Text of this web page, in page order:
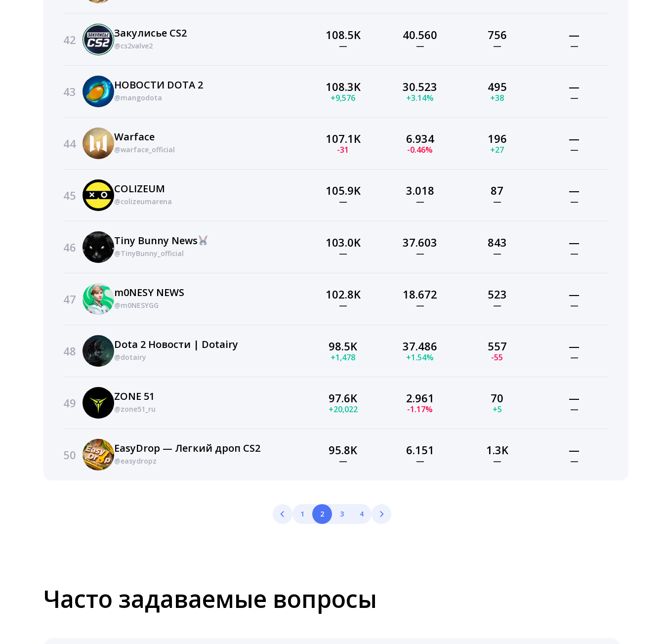
42 Закулисье CS2
@cs2valve2
108.5K
—
40.560
—
756
—
—
—
43 НОВОСТИ DOTA 2
@mangodota
108.3K
+9,576
30.523
+3.14%
495
+38
—
—
44 Warface
@warface_official
107.1K
-31
6.934
-0.46%
196
+27
—
—
45 COLIZEUM
@colizeumarena
105.9K
—
3.018
—
87
—
—
—
46 Tiny Bunny News
@TinyBunny_official
103.0K
—
37.603
—
843
—
—
—
47 m0NESY NEWS
@m0NESYGG
102.8K
—
18.672
—
523
—
—
—
48 Dota 2 Новости | Dotairy
@dotairy
98.5K
+1,478
37.486
+1.54%
557
-55
—
—
49 ZONE 51
@zone51_ru
97.6K
+20,022
2.961
-1.17%
70
+5
—
—
50 EasyDrop — Легкий дроп CS2
@easydropz
95.8K
—
6.151
—
1.3K
—
—
—
1 2 3 4
Часто задаваемые вопросы